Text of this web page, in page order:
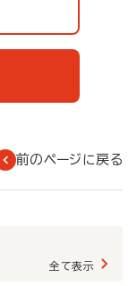
前のページに戻る
全て表示